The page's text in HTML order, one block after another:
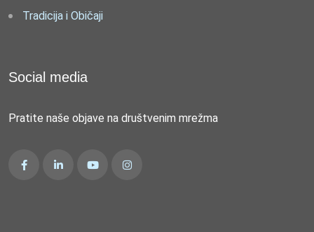
Tradicija i Običaji
Social media
Pratite naše objave na društvenim mrežma